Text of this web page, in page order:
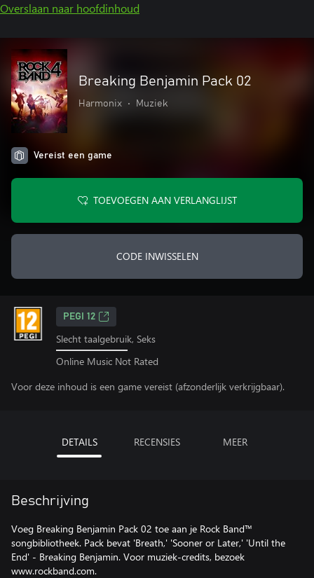
Overslaan naar hoofdinhoud
Breaking Benjamin Pack 02
Harmonix • Muziek
Vereist een game
TOEVOEGEN AAN VERLANGLIJST
CODE INWISSELEN
PEGI 12
Slecht taalgebruik, Seks
Online Music Not Rated
Voor deze inhoud is een game vereist (afzonderlijk verkrijgbaar).
DETAILS RECENSIES MEER
Beschrijving
Voeg Breaking Benjamin Pack 02 toe aan je Rock Band™
songbibliotheek. Pack bevat 'Breath,' 'Sooner or Later,' 'Until the
End' - Breaking Benjamin. Voor muziek-credits, bezoek
www.rockband.com.